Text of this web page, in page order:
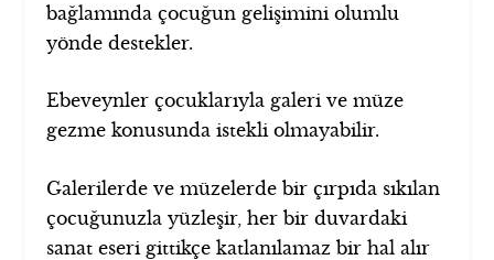
bağlamında çocuğun gelişimini olumlu
yönde destekler.
Ebeveynler çocuklarıyla galeri ve müze
gezme konusunda istekli olmayabilir.
Galerilerde ve müzelerde bir çırpıda sıkılan
çocuğunuzla yüzleşir, her bir duvardaki
sanat eseri gittikçe katlanılamaz bir hal alır